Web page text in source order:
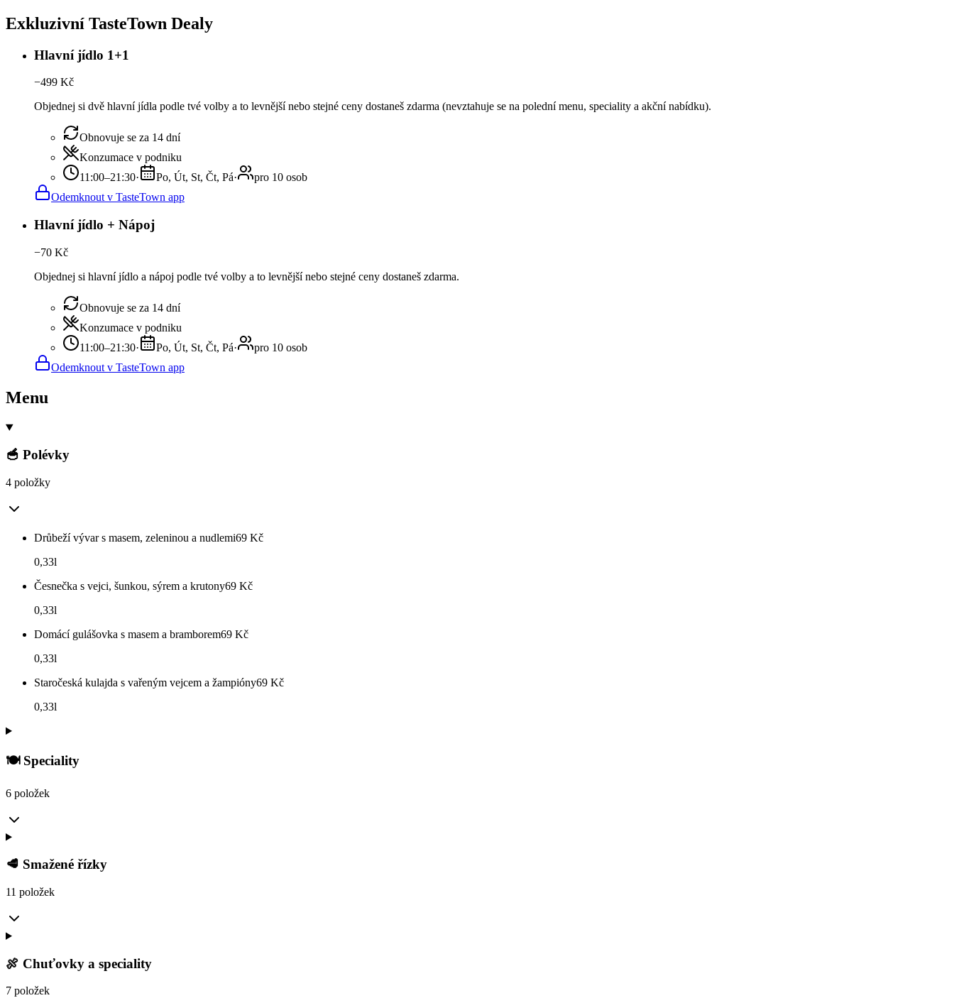
Exkluzivní TasteTown Dealy
Hlavní jídlo 1+1
−499 Kč
Objednej si dvě hlavní jídla podle tvé volby a to levnější nebo stejné ceny dostaneš zdarma (nevztahuje se na polední menu, speciality a akční nabídku).
Obnovuje se za 14 dní
Konzumace v podniku
11:00–21:30· Po, Út, St, Čt, Pá·
pro 10 osob
Odemknout v TasteTown app
Hlavní jídlo + Nápoj
−70 Kč
Objednej si hlavní jídlo a nápoj podle tvé volby a to levnější nebo stejné ceny dostaneš zdarma.
Obnovuje se za 14 dní
Konzumace v podniku
11:00–21:30· Po, Út, St, Čt, Pá·
pro 10 osob
Odemknout v TasteTown app
Menu
🥣 Polévky
4 položky
Drůbeží vývar s masem, zeleninou a nudlemi69 Kč
0,33l
Česnečka s vejci, šunkou, sýrem a krutony69 Kč
0,33l
Domácí gulášovka s masem a bramborem69 Kč
0,33l
Staročeská kulajda s vařeným vejcem a žampióny69 Kč
0,33l
🍽️ Speciality
6 položek
🥩 Smažené řízky
11 položek
🍖 Chuťovky a speciality
7 položek